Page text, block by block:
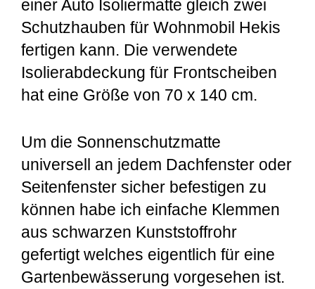
einer Auto Isoliermatte gleich zwei
Schutzhauben für Wohnmobil Hekis
fertigen kann. Die verwendete
Isolierabdeckung für Frontscheiben
hat eine Größe von 70 x 140 cm.
Um die Sonnenschutzmatte
universell an jedem Dachfenster oder
Seitenfenster sicher befestigen zu
können habe ich einfache Klemmen
aus schwarzen Kunststoffrohr
gefertigt welches eigentlich für eine
Gartenbewässerung vorgesehen ist.